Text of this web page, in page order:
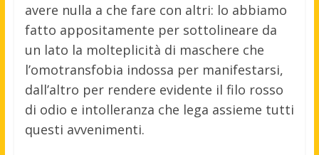
avere nulla a che fare con altri: lo abbiamo
fatto appositamente per sottolineare da
un lato la molteplicità di maschere che
l’omotransfobia indossa per manifestarsi,
dall’altro per rendere evidente il filo rosso
di odio e intolleranza che lega assieme tutti
questi avvenimenti.